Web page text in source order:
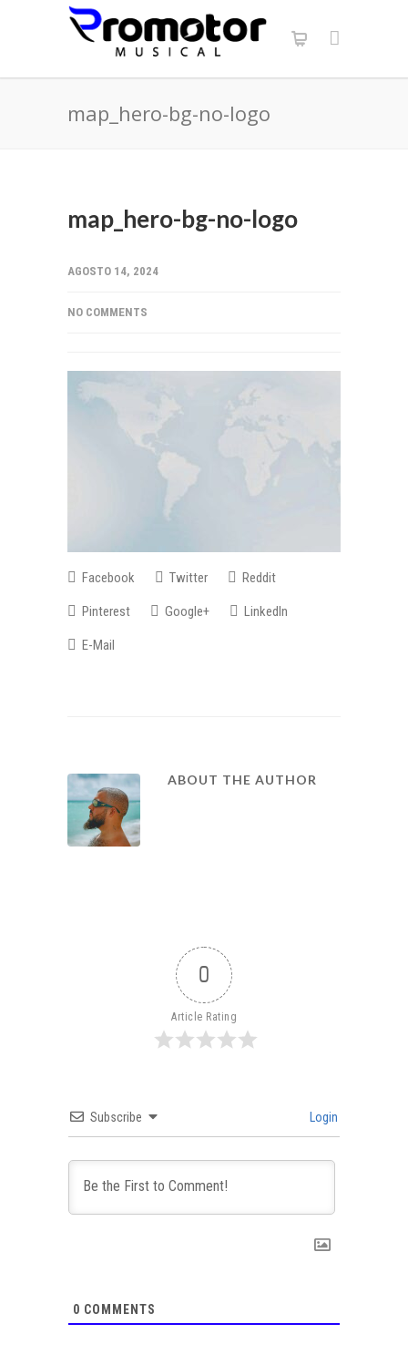
map_hero-bg-no-logo
map_hero-bg-no-logo
AGOSTO 14, 2024
NO COMMENTS
Facebook Twitter Reddit
Pinterest Google+ LinkedIn
E-Mail
ABOUT THE AUTHOR
0
Article Rating
Subscribe Login
0 COMMENTS